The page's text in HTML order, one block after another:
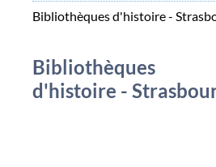
Bibliothèques d'histoire -
Bibliothèques
d'histoire -